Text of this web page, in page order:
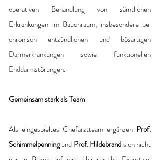
operativen Behandlung von sämtlichen
Erkrankungen im Bauchraum, insbesondere bei
chronisch entzündlichen und bösartigen
Darmerkrankungen sowie funktionellen
Enddarmstörungen.
Gemeinsam stark als Team
Als eingespieltes Chefarztteam ergänzen Prof.
Schimmelpenning und Prof. Hildebrand sich nicht